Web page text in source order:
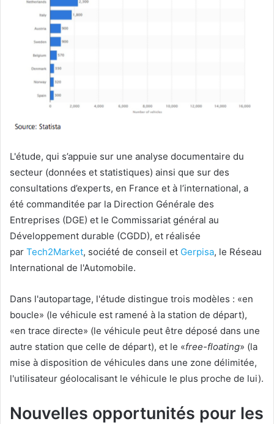
L'étude, qui s’appuie sur une analyse documentaire du
secteur (données et statistiques) ainsi que sur des
consultations d’experts, en France et à l’international, a
été commanditée par la Direction Générale des
Entreprises (DGE) et le Commissariat général au
Développement durable (CGDD), et réalisée
par Tech2Market, société de conseil et Gerpisa, le Réseau
International de l'Automobile.
Dans l'autopartage, l'étude distingue trois modèles : «en
boucle» (le véhicule est ramené à la station de départ),
«en trace directe» (le véhicule peut être déposé dans une
autre station que celle de départ), et le «free-floating» (la
mise à disposition de véhicules dans une zone délimitée,
l'utilisateur géolocalisant le véhicule le plus proche de lui).
Nouvelles opportunités pour les